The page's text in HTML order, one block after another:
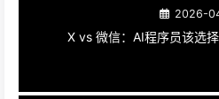
2026-
X vs 微信：AI程序员该选